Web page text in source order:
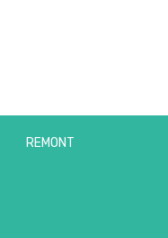
REMONT